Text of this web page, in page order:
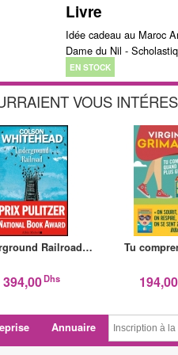
Livre
Idée cadeau au Maroc
Dame du Nil -
EN STOCK
VOUS
Railroad…
394,00Dhs
Tu
194,00
Annuaire